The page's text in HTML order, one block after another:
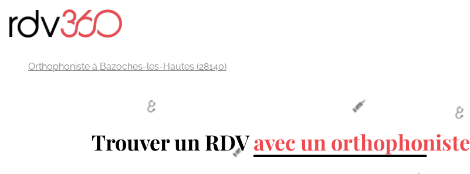
Orthophoniste à Bazoches-les-Hautes (28140)
Trouver un RDVavec un orthophoniste